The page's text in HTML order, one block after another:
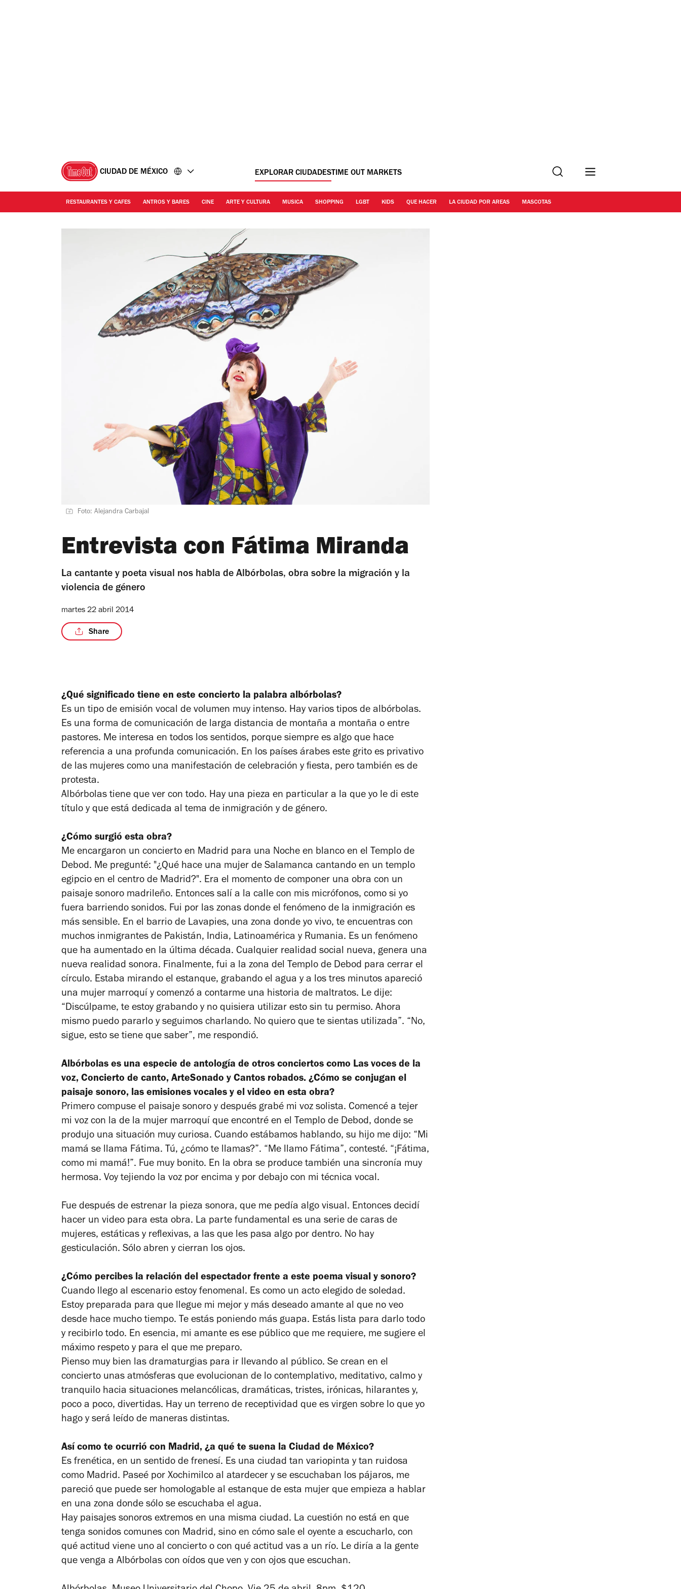
CIUDAD DE MÉXICO EXPLORAR CIUDADESTIME OUT MARKETS Buscar
RESTAURANTES Y CAFES ANTROS Y BARES CINE ARTE Y CULTURA MUSICA SHOPPING LGBT KIDS QUE HACER LA CIUDAD POR AREAS MASCOTAS
Foto: Alejandra Carbajal
Entrevista con Fátima Miranda
La cantante y poeta visual nos habla de Albórbolas, obra sobre la migración y la
violencia de género
martes 22 abril 2014
Share
¿Qué significado tiene en este concierto la palabra albórbolas?
Es un tipo de emisión vocal de volumen muy intenso. Hay varios tipos de albórbolas.
Es una forma de comunicación de larga distancia de montaña a montaña o entre
pastores. Me interesa en todos los sentidos, porque siempre es algo que hace
referencia a una profunda comunicación. En los países árabes este grito es privativo
de las mujeres como una manifestación de celebración y fiesta, pero también es de
protesta.
Albórbolas tiene que ver con todo. Hay una pieza en particular a la que yo le di este
título y que está dedicada al tema de inmigración y de género.
¿Cómo surgió esta obra?
Me encargaron un concierto en Madrid para una Noche en blanco en el Templo de
Debod. Me pregunté: "¿Qué hace una mujer de Salamanca cantando en un templo
egipcio en el centro de Madrid?". Era el momento de componer una obra con un
paisaje sonoro madrileño. Entonces salí a la calle con mis micrófonos, como si yo
fuera barriendo sonidos. Fui por las zonas donde el fenómeno de la inmigración es
más sensible. En el barrio de Lavapies, una zona donde yo vivo, te encuentras con
muchos inmigrantes de Pakistán, India, Latinoamérica y Rumania. Es un fenómeno
que ha aumentado en la última década. Cualquier realidad social nueva, genera una
nueva realidad sonora. Finalmente, fui a la zona del Templo de Debod para cerrar el
círculo. Estaba mirando el estanque, grabando el agua y a los tres minutos apareció
una mujer marroquí y comenzó a contarme una historia de maltratos. Le dije:
“Discúlpame, te estoy grabando y no quisiera utilizar esto sin tu permiso. Ahora
mismo puedo pararlo y seguimos charlando. No quiero que te sientas utilizada”. “No,
sigue, esto se tiene que saber”, me respondió.
Albórbolas es una especie de antología de otros conciertos como Las voces de la
voz, Concierto de canto, ArteSonado y Cantos robados. ¿Cómo se conjugan el
paisaje sonoro, las emisiones vocales y el video en esta obra?
Primero compuse el paisaje sonoro y después grabé mi voz solista. Comencé a tejer
mi voz con la de la mujer marroquí que encontré en el Templo de Debod, donde se
produjo una situación muy curiosa. Cuando estábamos hablando, su hijo me dijo: “Mi
mamá se llama Fátima. Tú, ¿cómo te llamas?”. “Me llamo Fátima”, contesté. “¡Fátima,
como mi mamá!”. Fue muy bonito. En la obra se produce también una sincronía muy
hermosa. Voy tejiendo la voz por encima y por debajo con mi técnica vocal.
Fue después de estrenar la pieza sonora, que me pedía algo visual. Entonces decidí
hacer un video para esta obra. La parte fundamental es una serie de caras de
mujeres, estáticas y reflexivas, a las que les pasa algo por dentro. No hay
gesticulación. Sólo abren y cierran los ojos.
¿Cómo percibes la relación del espectador frente a este poema visual y sonoro?
Cuando llego al escenario estoy fenomenal. Es como un acto elegido de soledad.
Estoy preparada para que llegue mi mejor y más deseado amante al que no veo
desde hace mucho tiempo. Te estás poniendo más guapa. Estás lista para darlo todo
y recibirlo todo. En esencia, mi amante es ese público que me requiere, me sugiere el
máximo respeto y para el que me preparo.
Pienso muy bien las dramaturgias para ir llevando al público. Se crean en el
concierto unas atmósferas que evolucionan de lo contemplativo, meditativo, calmo y
tranquilo hacia situaciones melancólicas, dramáticas, tristes, irónicas, hilarantes y,
poco a poco, divertidas. Hay un terreno de receptividad que es virgen sobre lo que yo
hago y será leído de maneras distintas.
Así como te ocurrió con Madrid, ¿a qué te suena la Ciudad de México?
Es frenética, en un sentido de frenesí. Es una ciudad tan variopinta y tan ruidosa
como Madrid. Paseé por Xochimilco al atardecer y se escuchaban los pájaros, me
pareció que puede ser homologable al estanque de esta mujer que empieza a hablar
en una zona donde sólo se escuchaba el agua.
Hay paisajes sonoros extremos en una misma ciudad. La cuestión no está en que
tenga sonidos comunes con Madrid, sino en cómo sale el oyente a escucharlo, con
qué actitud viene uno al concierto o con qué actitud vas a un río. Le diría a la gente
que venga a Albórbolas con oídos que ven y con ojos que escuchan.